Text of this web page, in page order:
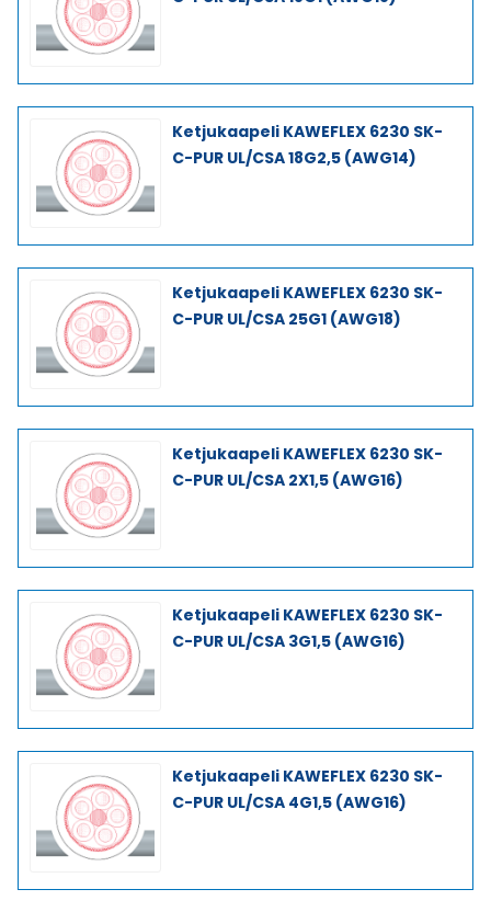
Ketjukaapeli KAWEFLEX 6230 SK-
C-PUR UL/CSA 18G2,5 (AWG14)
Ketjukaapeli KAWEFLEX 6230 SK-
C-PUR UL/CSA 25G1 (AWG18)
Ketjukaapeli KAWEFLEX 6230 SK-
C-PUR UL/CSA 2X1,5 (AWG16)
Ketjukaapeli KAWEFLEX 6230 SK-
C-PUR UL/CSA 3G1,5 (AWG16)
Ketjukaapeli KAWEFLEX 6230 SK-
C-PUR UL/CSA 4G1,5 (AWG16)